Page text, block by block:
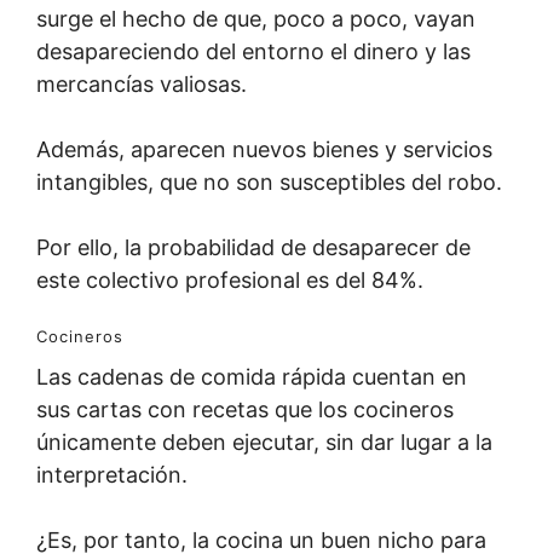
surge el hecho de que, poco a poco, vayan
desapareciendo del entorno el dinero y las
mercancías valiosas.
Además, aparecen nuevos bienes y servicios
intangibles, que no son susceptibles del robo.
Por ello, la probabilidad de desaparecer de
este colectivo profesional es del 84%.
Cocineros
Las cadenas de comida rápida cuentan en
sus cartas con recetas que los cocineros
únicamente deben ejecutar, sin dar lugar a la
interpretación.
¿Es, por tanto, la cocina un buen nicho para